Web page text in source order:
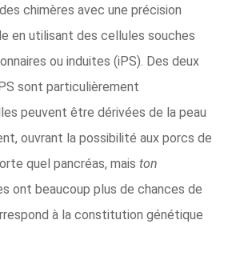
chimères avec une précision
en utilisant des cellules souches
ou induites (iPS). Des deux
sont particulièrement
peuvent être dérivées de la peau
ouvrant la possibilité aux porcs de
quel pancréas, mais ton
ont beaucoup plus de chances de
à la constitution génétique